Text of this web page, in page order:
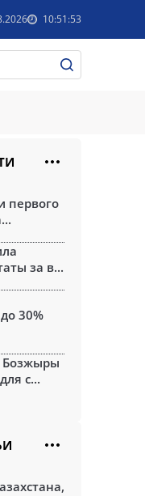
10:51:53
первого
за в...
30%
Бозжыры
с...